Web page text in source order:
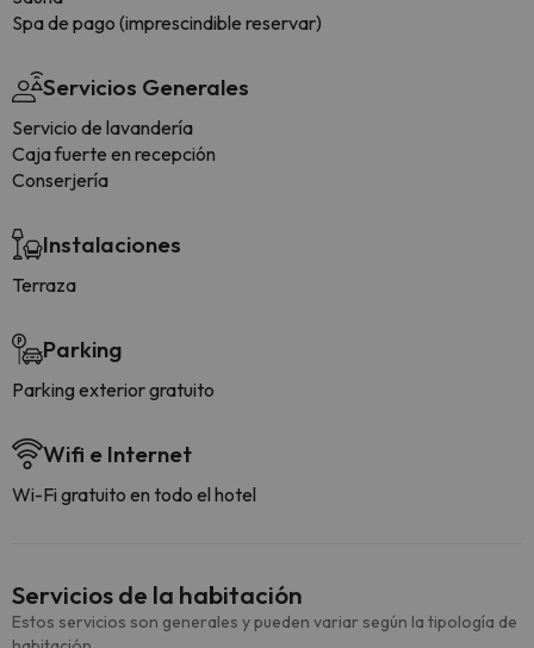
Spa de pago (imprescindible reservar)
Servicios Generales
Servicio de lavandería
Caja fuerte en recepción
Conserjería
Instalaciones
Terraza
Parking
Parking exterior gratuito
Wifi e Internet
Wi-Fi gratuito en todo el hotel
Servicios de la habitación
Estos servicios son generales y pueden variar según la tipología de